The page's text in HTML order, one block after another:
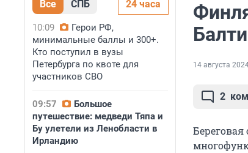
Все СПБ 24 часа
10:09
Герои РФ,
минимальные баллы и 300+.
Кто поступил в вузы
Петербурга по квоте для
участников СВО
09:57
Большое
путешествие: медведи Тяпа и
Бу улетели из Ленобласти в
Ирландию
14 августа
2